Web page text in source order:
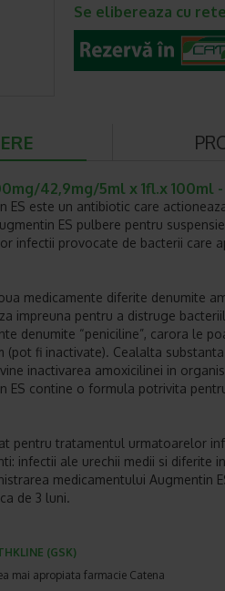
Se elibereaza cu
42,9mg/5ml x 1fl.x 100ml
ES este un antibiotic care
ES pulbere pentru
infectii provocate de bacterii care
medicamente diferite denumite
impreuna pentru a distruge
denumite “peniciline”, carora le
(pot fi inactivate). Cealalta
inactivarea amoxicilinei in
ES contine o formula potrivita
pentru tratamentul urmatoarelor
infectii ale urechii medii si diferite
medicamentului Augmentin
de 3 luni.
(GSK)
mai apropiata farmacie Catena